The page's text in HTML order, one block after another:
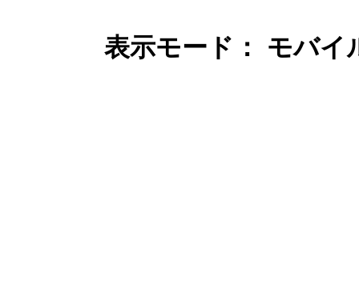
表示モード： モバ